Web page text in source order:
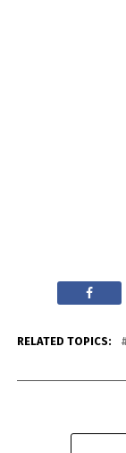
RELATED TOPICS: